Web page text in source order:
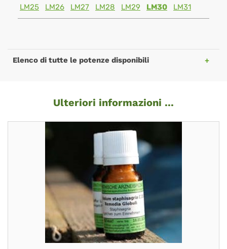
LM25
LM26 LM27 LM28 LM29 LM30 LM31
Elenco di tutte le potenze disponibili
Ulteriori informazioni ...